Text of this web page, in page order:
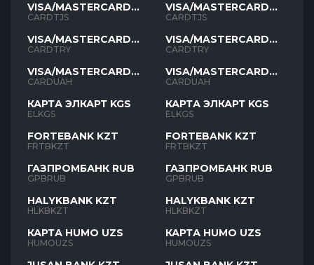
VISA/MASTERCARD
TJS
CARDTJS
VISA/MASTERCARD
TYR
CARDTRY
VISA/MASTERCARD
UAH
CARDUAH
КАРТА ЭЛКАРТ KGS
ELKGS
FORTEBANK KZT
FRTBKZT
ГАЗПРОМБАНК RUB
GPBRUB
HALYKBANK KZT
HLKBKZT
КАРТА HUMO UZS
HUMOUZS
VISA/MASTERCARD
TJS
CARDTJS
VISA/MASTERCARD
TYR
CARDTRY
VISA/MASTERCARD
UAH
CARDUAH
КАРТА ЭЛКАРТ KGS
ELKGS
FORTEBANK KZT
FRTBKZT
ГАЗПРОМБАНК RUB
GPBRUB
HALYKBANK KZT
HLKBKZT
КАРТА HUMO UZS
HUMOUZS